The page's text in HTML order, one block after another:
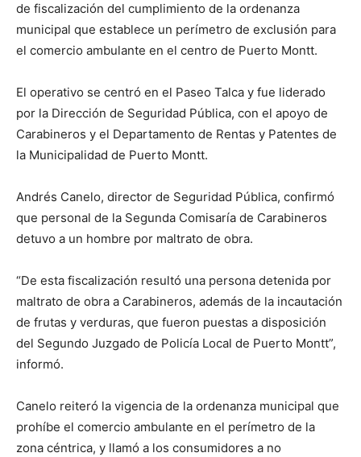
de fiscalización del cumplimiento de la ordenanza
municipal que establece un perímetro de exclusión para
el comercio ambulante en el centro de Puerto Montt.
El operativo se centró en el Paseo Talca y fue liderado
por la Dirección de Seguridad Pública, con el apoyo de
Carabineros y el Departamento de Rentas y Patentes de
la Municipalidad de Puerto Montt.
Andrés Canelo, director de Seguridad Pública, confirmó
que personal de la Segunda Comisaría de Carabineros
detuvo a un hombre por maltrato de obra.
“De esta fiscalización resultó una persona detenida por
maltrato de obra a Carabineros, además de la incautación
de frutas y verduras, que fueron puestas a disposición
del Segundo Juzgado de Policía Local de Puerto Montt”,
informó.
Canelo reiteró la vigencia de la ordenanza municipal que
prohíbe el comercio ambulante en el perímetro de la
zona céntrica, y llamó a los consumidores a no